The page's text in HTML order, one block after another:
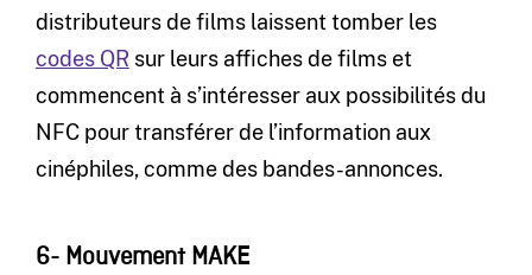
distributeurs de films laissent tomber les
codes QR sur leurs affiches de films et
commencent à s’intéresser aux possibilités du
NFC pour transférer de l’information aux
cinéphiles, comme des bandes-annonces.
6- Mouvement MAKE